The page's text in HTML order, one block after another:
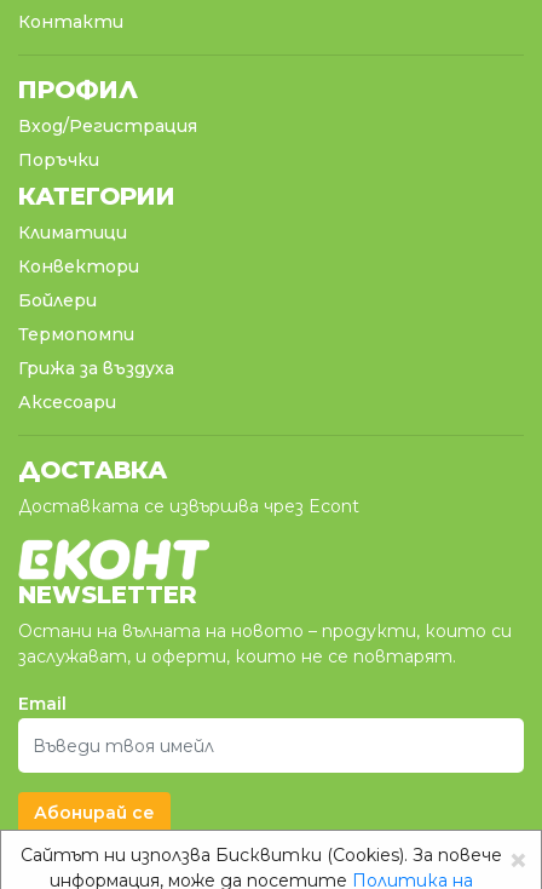
×
Сайтът ни използва Бисквитки (Cookies). За повече
информация, може да посетите Политика на
Контакти
ПРОФИЛ
Вход/Регистрация
Поръчки
КАТЕГОРИИ
Климатици
Конвектори
Бойлери
Термопомпи
Грижа за въздуха
Аксесоари
ДОСТАВКА
Доставката се извършва чрез Econt
NEWSLETTER
Остани на вълната на новото – продукти, които си
заслужават, и оферти, които не се повтарят.
Email
Абонирай се
Klimazon.BG